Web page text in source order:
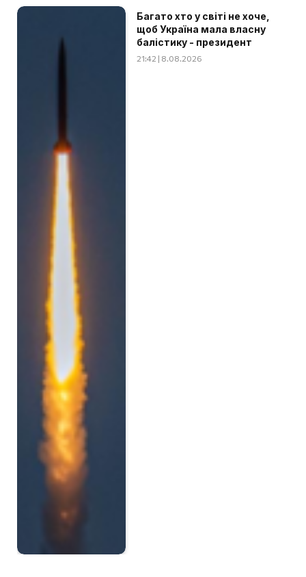
Багато хто у світі не хоче,
щоб Україна мала власну
балістику - президент
21:42 | 8.08.2026